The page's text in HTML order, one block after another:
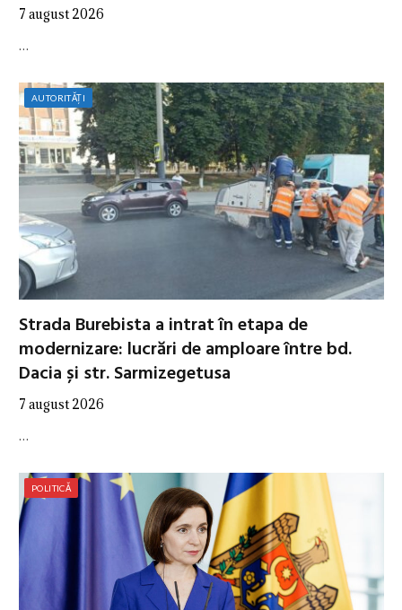
7 august 2026
…
AUTORITĂȚI
Strada Burebista a intrat în etapa de
modernizare: lucrări de amploare între bd.
Dacia și str. Sarmizegetusa
7 august 2026
…
POLITICĂ